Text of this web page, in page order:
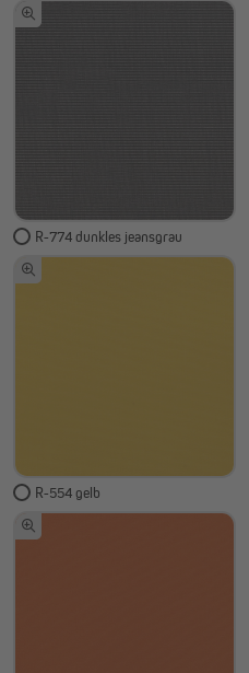
R-774 dunkles jeansgrau
R-554 gelb